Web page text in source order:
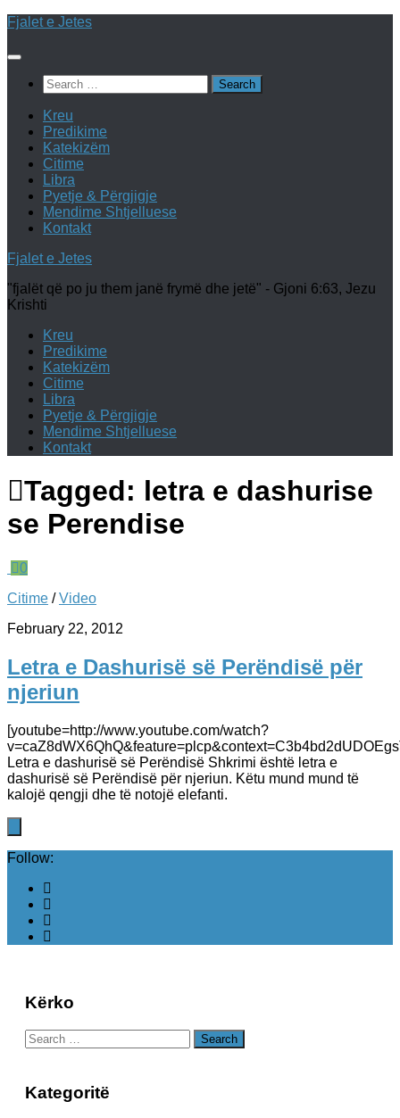
Skip
content
Fjalet e Jetes
Search
for:
Kreu
Predikime
Katekizëm
Citime
Libra
Pyetje & Përgjigje
Mendime Shtjelluese
Kontakt
Fjalet e Jetes
"fjalët që po ju them janë frymë dhe jetë" - Gjoni 6:63, Jezu
Krishti
Kreu
Predikime
Katekizëm
Citime
Libra
Pyetje & Përgjigje
Mendime Shtjelluese
Kontakt
Tagged: letra e dashurise
se Perendise
0
Citime /Video
February 22, 2012
Letra e Dashurisë së Perëndisë për
njeriun
[youtube=http://www.youtube.com/watch?
Letra e dashurisë së Perëndisë Shkrimi është letra e
dashurisë së Perëndisë për njeriun. Këtu mund mund të
kalojë qengji dhe të notojë elefanti.
Follow:
Kërko
Search
for:
Kategoritë